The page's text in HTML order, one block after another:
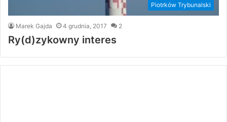
Piotrków Trybunalski
Marek Gajda 4 grudnia, 2017 2
Ry(d)zykowny interes